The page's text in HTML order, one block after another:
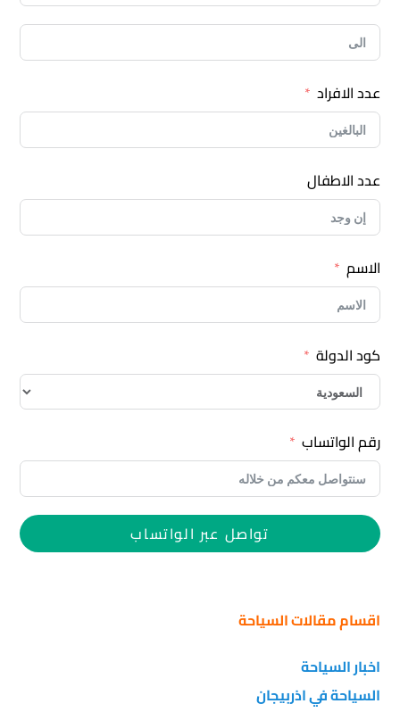
عدد الافراد
عدد الاطفال
الاسم
كود الدولة
رقم الواتساب
تواصل عبر الواتساب
اقسام مقالات السياحة
اخبار السياحة
السياحة في اذربيجان